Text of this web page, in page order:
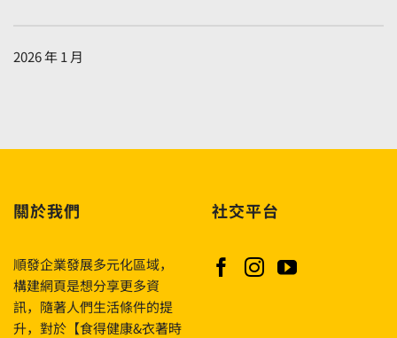
voiko
2026 年 1 月
關於我們
順發企業發展多元化區域，
構建網頁是想分享更多資
訊，隨著人們生活條件的提
升，對於【食得健康&衣著時
社交平台